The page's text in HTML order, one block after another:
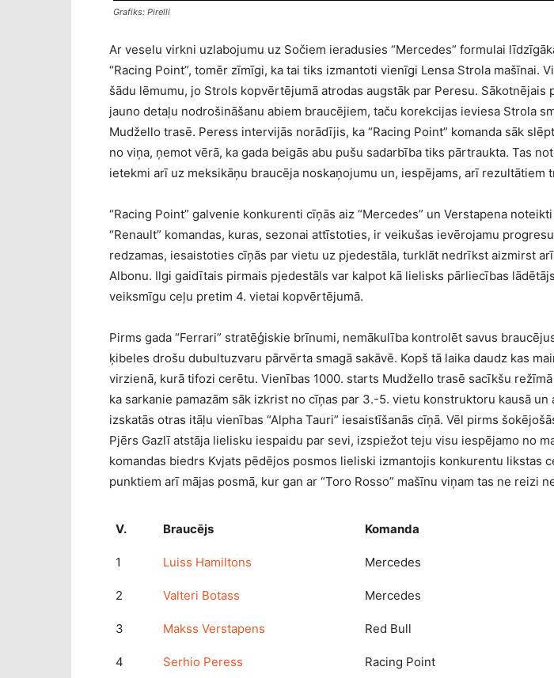
Grafiks: Pirelli
Ar veselu virkni uzlabojumu uz Sočiem ieradusies “Mercedes” formulai
“Racing Point”, tomēr zīmīgi, ka tai tiks izmantoti vienīgi Lensa Strola mašīnai.
šādu lēmumu, jo Strols kopvērtējumā atrodas augstāk par Peresu. Sākotnējais
jauno detaļu nodrošināšanu abiem braucējiem, taču korekcijas ieviesa Strola
Mudžello trasē. Peress intervijās norādījis, ka “Racing Point” komanda sāk
no viņa, ņemot vērā, ka gada beigās abu pušu sadarbība tiks pārtraukta. Tas
ietekmi arī uz meksikāņu braucēja noskaņojumu un, iespējams, arī rezultātiem
“Racing Point” galvenie konkurenti cīņās aiz “Mercedes” un Verstapena noteikti
“Renault” komandas, kuras, sezonai attīstoties, ir veikušas ievērojamu
redzamas, iesaistoties cīņās par vietu uz pjedestāla, turklāt nedrīkst aizmirst
Albonu. Ilgi gaidītais pirmais pjedestāls var kalpot kā lielisks pārliecības
veiksmīgu ceļu pretim 4. vietai kopvērtējumā.
Pirms gada “Ferrari” stratēģiskie brīnumi, nemākulība kontrolēt savus
ķibeles drošu dubultuzvaru pārvērta smagā sakāvē. Kopš tā laika daudz kas
virzienā, kurā tifozi cerētu. Vienības 1000. starts Mudžello trasē sacīkšu
ka sarkanie pamazām sāk izkrist no cīņas par 3.-5. vietu konstruktoru kausā
izskatās otras itāļu vienības “Alpha Tauri” iesaistīšanās cīņā. Vēl pirms
Pjērs Gazlī atstāja lielisku iespaidu par sevi, izspiežot teju visu iespējamo no
komandas biedrs Kvjats pēdējos posmos lieliski izmantojis konkurentu likstas
punktiem arī mājas posmā, kur gan ar “Toro Rosso” mašīnu viņam tas ne reizi
V. Braucējs Komanda
1 Luiss Hamiltons Mercedes
2 Valteri Botass Mercedes
3 Makss Verstapens Red Bull
4 Serhio Peress Racing Point